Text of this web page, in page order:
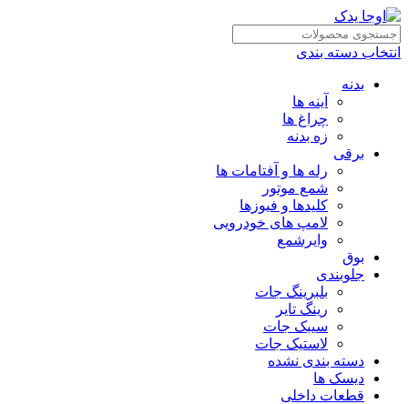
انتخاب دسته بندی
بدنه
آینه ها
چراغ ها
زه بدنه
برقی
رله ها و آفتامات ها
شمع موتور
کلیدها و فیوزها
لامپ های خودرویی
وایرشمع
بوق
جلوبندی
بلبرینگ جات
رینگ تایر
سیبک جات
لاستیک جات
دسته بندی نشده
دیسک ها
قطعات داخلی